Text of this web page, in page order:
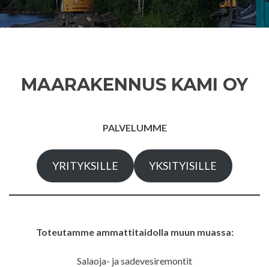
MAARAKENNUS KAMI OY
PALVELUMME
YRITYKSILLE YKSITYISILLE
Toteutamme ammattitaidolla muun muassa:
Salaoja- ja sadevesiremontit